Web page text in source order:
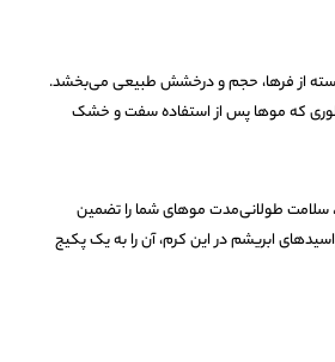
دسته از فرها، حجم و درخشش طبیعی می‌بخشد.
طوری که موها پس از استفاده سفت و خشک
سلامت طولانی‌مدت موهای شما را تضمین
ابریشم در این کرم، آن را به یک پکیج